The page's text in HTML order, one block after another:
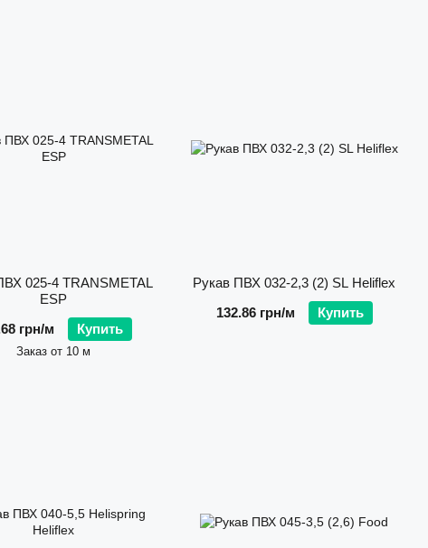
025-4 TRANSMETAL
ESP
грн/м
Купить
Заказ от 10 м
Рукав ПВХ 032-2,3 (2) SL Heliflex
132.86 грн/м
Купить